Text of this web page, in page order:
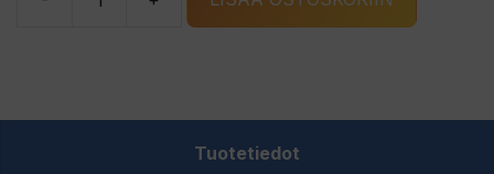
VISION
kalastuslasit
Tuotetiedot